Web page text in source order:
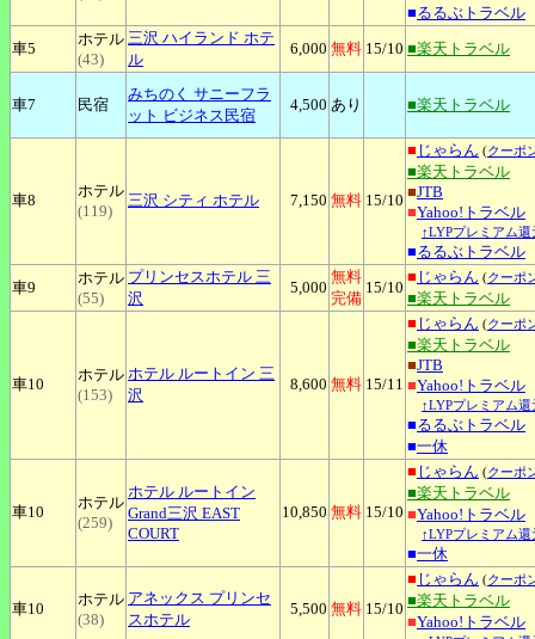
■るるぶトラベル
車5
ホテル
(43)
三沢 ハイランド ホテ
ル
6,000 無料 15/10 ■楽天トラベル
車7 民宿
みちのく サニーフラ
ット ビジネス民宿
4,500 あり ■楽天トラベル
車8
ホテル
(119)
三沢 シティ ホテル 7,150 無料 15/10
■ じゃらん (クーポ
■楽天トラベル
■JTB
■Yahoo!トラベル
↑LYPプレミアム還
■るるぶトラベル
車9
ホテル
(55)
プリンセスホテル 三
沢
5,000
無料
完備
15/10
■ じゃらん (クーポ
■楽天トラベル
車10
ホテル
(153)
ホテル ルートイン 三
沢
8,600 無料 15/11
■ じゃらん (クーポ
■楽天トラベル
■JTB
■Yahoo!トラベル
↑LYPプレミアム還
■るるぶトラベル
■一休
車10
ホテル
(259)
ホテル ルートイン
Grand三沢 EAST
COURT
10,850 無料 15/10
■ じゃらん (クーポ
■楽天トラベル
■Yahoo!トラベル
↑LYPプレミアム還
■一休
車10
ホテル
(38)
アネックス プリンセ
スホテル
5,500 無料 15/10
■ じゃらん (クーポ
■楽天トラベル
■Yahoo!トラベル